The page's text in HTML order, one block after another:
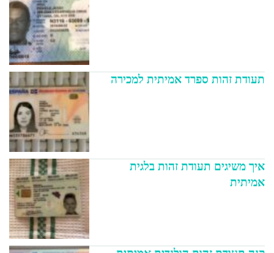
תעודת זהות ספרד אמיתית למכירה
איך משיגים תעודת זהות בלגית
אמיתית